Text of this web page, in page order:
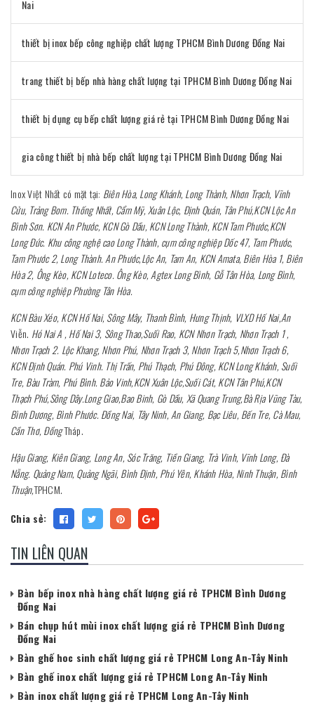
Nai
thiết bị inox bếp công nghiệp chất lượng TPHCM Bình Dương Đồng Nai
trang thiết bị bếp nhà hàng chất lượng tại TPHCM Bình Dương Đồng Nai
thiết bị dụng cụ bếp chất lượng giá rẻ tại TPHCM Bình Dương Đồng Nai
gia công thiết bị nhà bếp chất lượng tại TPHCM Bình Dương Đồng Nai
Inox Việt Nhất có mặt tại: Biên Hòa, Long Khánh, Long Thành, Nhơn Trạch, Vĩnh
Cửu, Trảng Bom. Thống Nhất, Cẩm Mỹ, Xuân Lộc, Định Quán, Tân Phú,KCN Lộc An
Bình Sơn. KCN An Phước, KCN Gò Dầu, KCN Long Thành, KCN Tam Phước,KCN
Long Đức. Khu công nghệ cao Long Thành, cụm công nghiệp Dốc 47, Tam Phước,
Tam Phước 2, Long Thành. An Phước,Lộc An, Tam An, KCN Amata, Biên Hòa 1, Biên
Hòa 2, Ông Kèo, KCN Loteco. Ông Kèo, Agtex Long Bình, Gỗ Tân Hòa, Long Bình,
cụm công nghiệp Phường Tân Hòa.
KCN Bàu Xéo, KCN Hố Nai, Sông Mây, Thanh Bình, Hưng Thịnh, VLXD Hố Nai,An
Viễn. Hó Nai A , Hố Nai 3, Sông Thao,Suối Rao, KCN Nhơn Trạch, Nhơn Trạch 1 ,
Nhơn Trạch 2. Lộc Khang, Nhơn Phú, Nhơn Trạch 3, Nhơn Trạch 5,Nhơn Trạch 6,
KCN Định Quán. Phú Vinh. Thị Trấn, Phú Thạch, Phú Đông, KCN Long Khánh, Suối
Tre, Bàu Tràm, Phú Bình. Bảo Vinh,KCN Xuân Lộc,Suối Cát, KCN Tân Phú,KCN
Thạch Phú,Sông Dây.Long Giao,Bao Binh, Gò Dầu, Xã Quang Trung,Bà Rịa Vũng Tàu,
Bình Dương, Bình Phước. Đồng Nai, Tây Ninh, An Giang, Bạc Liêu, Bến Tre, Cà Mau,
Cần Thơ, ĐồngTháp.
Hậu Giang, Kiên Giang, Long An, Sóc Trăng, Tiền Giang, Trà Vinh, Vĩnh Long, Đà
Nẵng. Quảng Nam, Quảng Ngãi, Bình Định, Phú Yên, Khánh Hòa, Ninh Thuận, Bình
Thuận,TPHCM.
Chia sẻ:
TIN LIÊN QUAN
Bàn bếp inox nhà hàng chất lượng giá rẻ TPHCM Bình Dương
Đồng Nai
Bán chụp hút mùi inox chất lượng giá rẻ TPHCM Bình Dương
Đồng Nai
Bàn ghế hoc sinh chất lượng giá rẻ TPHCM Long An-Tây Ninh
Bàn ghế inox chất lượng giá rẻ TPHCM Long An-Tây Ninh
Bàn inox chất lượng giá rẻ TPHCM Long An-Tây Ninh